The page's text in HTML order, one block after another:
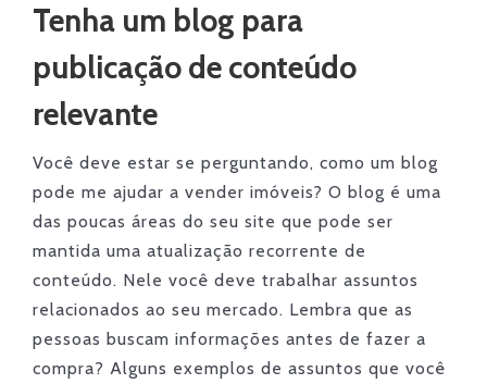
Tenha um blog para
publicação de conteúdo
relevante
Você deve estar se perguntando, como um blog
pode me ajudar a vender imóveis? O blog é uma
das poucas áreas do seu site que pode ser
mantida uma atualização recorrente de
conteúdo. Nele você deve trabalhar assuntos
relacionados ao seu mercado. Lembra que as
pessoas buscam informações antes de fazer a
compra? Alguns exemplos de assuntos que você